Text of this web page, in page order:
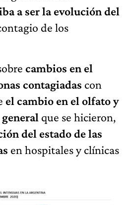
a ser la evolución del
de los
cambios en el
contagiadas con
el cambio en el olfato y
que se hicieron,
del estado de las
en hospitales y clínicas